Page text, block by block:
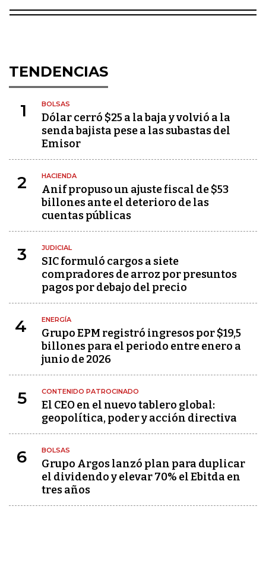
TENDENCIAS
1 BOLSAS
Dólar cerró $25 a la baja y volvió a la
senda bajista pese a las subastas del
Emisor
2 HACIENDA
Anif propuso un ajuste fiscal de $53
billones ante el deterioro de las
cuentas públicas
3 JUDICIAL
SIC formuló cargos a siete
compradores de arroz por presuntos
pagos por debajo del precio
4 ENERGÍA
Grupo EPM registró ingresos por $19,5
billones para el periodo entre enero a
junio de 2026
5 CONTENIDO PATROCINADO
El CEO en el nuevo tablero global:
geopolítica, poder y acción directiva
6 BOLSAS
Grupo Argos lanzó plan para duplicar
el dividendo y elevar 70% el Ebitda en
tres años